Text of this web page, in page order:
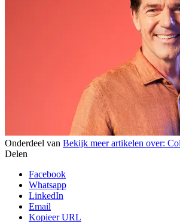
Onderdeel van Bekijk meer artikelen over:
Delen
Facebook
Whatsapp
LinkedIn
Email
Kopieer URL